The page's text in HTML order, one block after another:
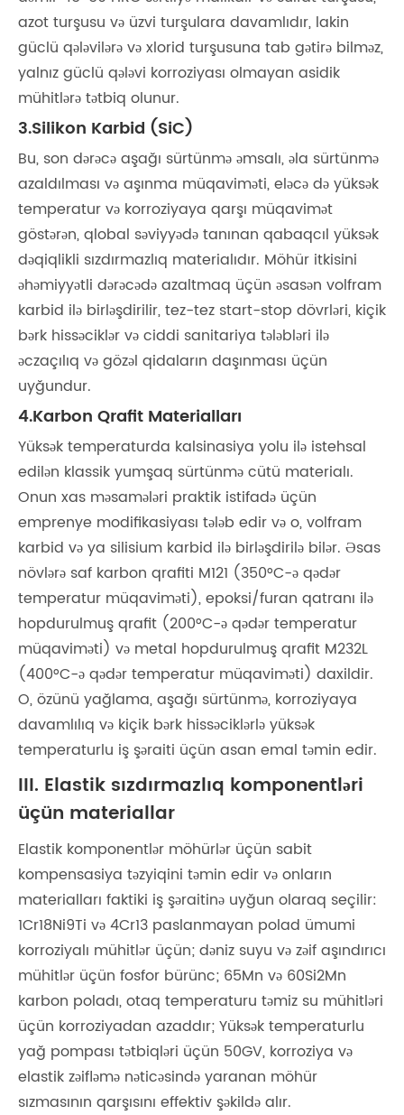
azot turşusu və üzvi turşulara davamlıdır, lakin
güclü qələvilərə və xlorid turşusuna tab gətirə bilməz,
yalnız güclü qələvi korroziyası olmayan asidik
mühitlərə tətbiq olunur.
3.Silikon Karbid (SiC)
Bu, son dərəcə aşağı sürtünmə əmsalı, əla sürtünmə
azaldılması və aşınma müqaviməti, eləcə də yüksək
temperatur və korroziyaya qarşı müqavimət
göstərən, qlobal səviyyədə tanınan qabaqcıl yüksək
dəqiqlikli sızdırmazlıq materialıdır. Möhür itkisini
əhəmiyyətli dərəcədə azaltmaq üçün əsasən volfram
karbid ilə birləşdirilir, tez-tez start-stop dövrləri, kiçik
bərk hissəciklər və ciddi sanitariya tələbləri ilə
əczaçılıq və gözəl qidaların daşınması üçün
uyğundur.
4.Karbon Qrafit Materialları
Yüksək temperaturda kalsinasiya yolu ilə istehsal
edilən klassik yumşaq sürtünmə cütü materialı.
Onun xas məsamələri praktik istifadə üçün
emprenye modifikasiyası tələb edir və o, volfram
karbid və ya silisium karbid ilə birləşdirilə bilər. Əsas
növlərə saf karbon qrafiti M121 (350°C-ə qədər
temperatur müqaviməti), epoksi/furan qatranı ilə
hopdurulmuş qrafit (200°C-ə qədər temperatur
müqaviməti) və metal hopdurulmuş qrafit M232L
(400°C-ə qədər temperatur müqaviməti) daxildir.
O, özünü yağlama, aşağı sürtünmə, korroziyaya
davamlılıq və kiçik bərk hissəciklərlə yüksək
temperaturlu iş şəraiti üçün asan emal təmin edir.
III. Elastik sızdırmazlıq komponentləri
üçün materiallar
Elastik komponentlər möhürlər üçün sabit
kompensasiya təzyiqini təmin edir və onların
materialları faktiki iş şəraitinə uyğun olaraq seçilir:
1Cr18Ni9Ti və 4Cr13 paslanmayan polad ümumi
korroziyalı mühitlər üçün; dəniz suyu və zəif aşındırıcı
mühitlər üçün fosfor bürünc; 65Mn və 60Si2Mn
karbon poladı, otaq temperaturu təmiz su mühitləri
üçün korroziyadan azaddır; Yüksək temperaturlu
yağ pompası tətbiqləri üçün 50GV, korroziya və
elastik zəifləmə nəticəsində yaranan möhür
sızmasının qarşısını effektiv şəkildə alır.